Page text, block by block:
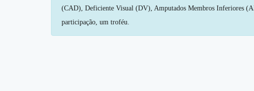
(CAD), Deficiente Visual (DV), Amputados Membros Inferiores
participação, um troféu.